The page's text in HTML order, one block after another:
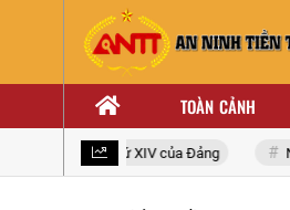
TOÀN CẢNH
quốc lần thứ XIV của Đảng